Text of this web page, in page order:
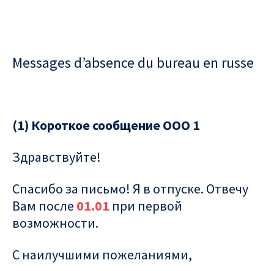
Messages d’absence du bureau en russe
(1) Короткое сообщение ООО 1
Здравствуйте!
Спасибо за письмо! Я в отпуске. Отвечу
Вам после 01.01 при первой
возможности.
С наилучшими пожеланиями,